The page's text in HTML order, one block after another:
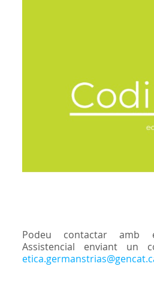
Podeu contactar amb
Assistencial enviant un